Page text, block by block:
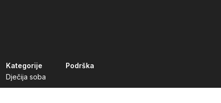
Kategorije
Dječija soba
Podrška